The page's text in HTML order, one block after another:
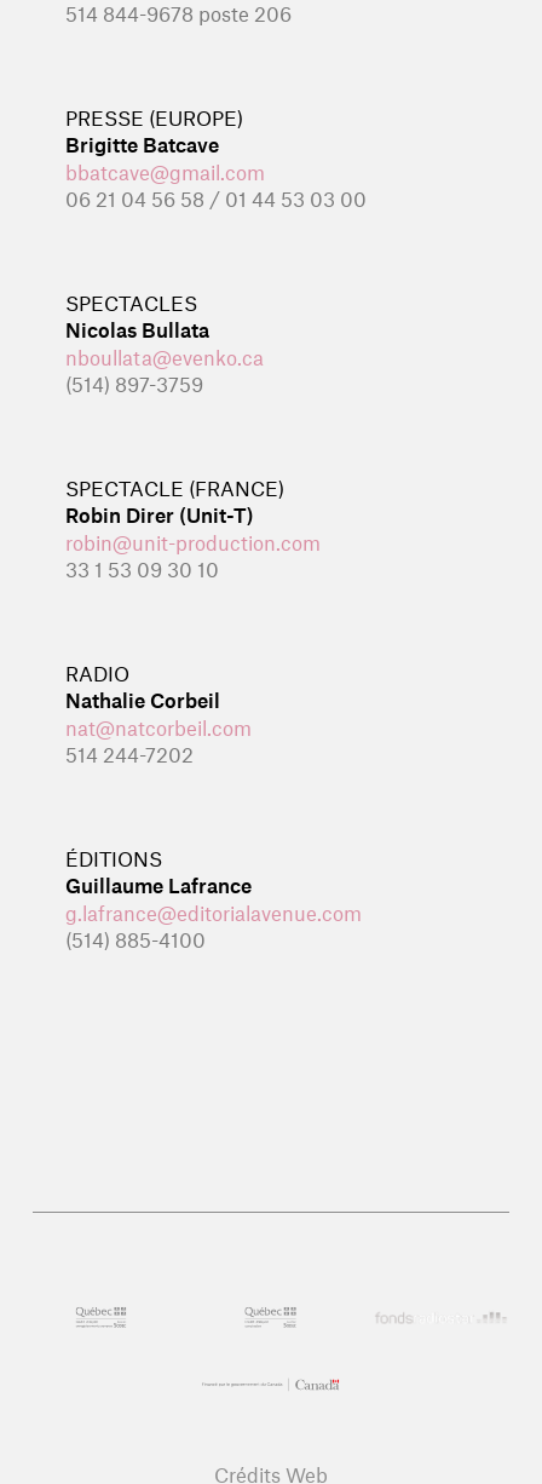
514 844-9678 poste 206
PRESSE (EUROPE)
Brigitte Batcave
bbatcave@gmail.com
06 21 04 56 58 / 01 44 53 03 00
SPECTACLES
Nicolas Bullata
nboullata@evenko.ca
(514) 897-3759
SPECTACLE (FRANCE)
Robin Direr (Unit-T)
robin@unit-production.com
33 1 53 09 30 10
RADIO
Nathalie Corbeil
nat@natcorbeil.com
514 244-7202
ÉDITIONS
Guillaume Lafrance
g.lafrance@editorialavenue.com
(514) 885-4100
Crédits Web